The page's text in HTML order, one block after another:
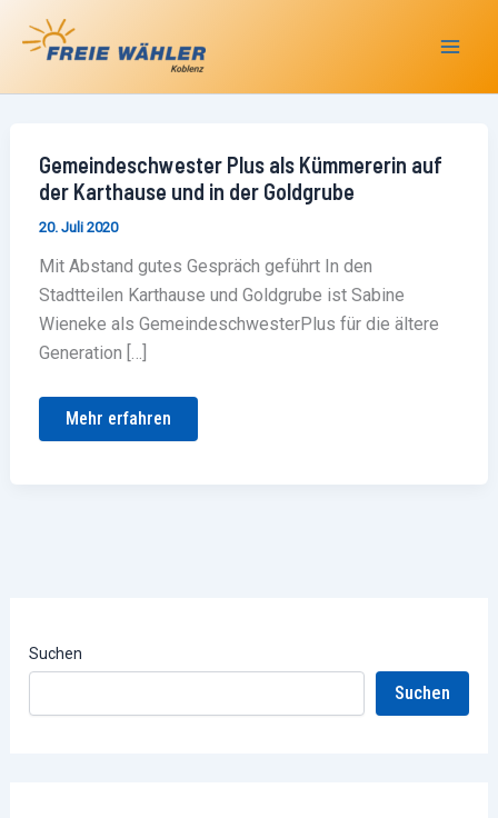
Inhalt
Gemeindeschwester Plus als Kümmererin auf
der Karthause und in der Goldgrube
20. Juli 2020
Mit Abstand gutes Gespräch geführt In den
Stadtteilen Karthause und Goldgrube ist Sabine
Wieneke als GemeindeschwesterPlus für die ältere
Generation […]
Gemeindeschwester
Plus
als
auf
Karthause
und
in
der
Goldgrube
Mehr erfahren
Suchen
Suchen